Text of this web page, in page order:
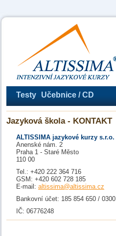
Testy Učebnice / CD
Jazyková škola - KONTAKT
ALTISSIMA jazykové kurzy s.r.o.
Anenské nám. 2
Praha 1 - Staré Město
110 00
Tel.: +420 222 364 716
GSM: +420 602 728 185
E-mail: altissima@altissima.cz
Bankovní účet: 185 854 650 / 0300
IČ: 06776248